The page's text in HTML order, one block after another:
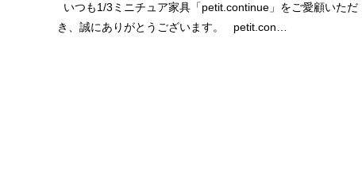
いつも1/3ミニチュア家具「petit.continue」をご愛顧いただ
き、誠にありがとうございます。 petit.con…